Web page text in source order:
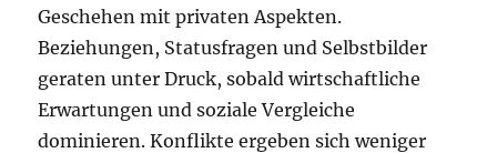
Geschehen mit privaten Aspekten.
Beziehungen, Statusfragen und Selbstbilder
geraten unter Druck, sobald wirtschaftliche
Erwartungen und soziale Vergleiche
dominieren. Konflikte ergeben sich weniger